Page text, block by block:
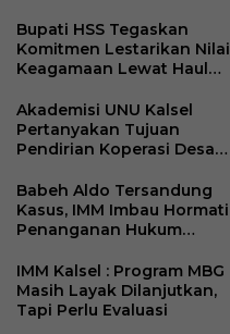
Resmi
Bupati HSS Tegaskan
Komitmen Lestarikan Nilai
Keagamaan Lewat Haul
bin H. Taris
Akademisi UNU Kalsel
Pertanyakan Tujuan
Pendirian Koperasi Desa
Babeh Aldo Tersandung
Kasus, IMM Imbau Hormati
Penanganan Hukum
IMM Kalsel : Program MBG
Masih Layak Dilanjutkan,
Tapi Perlu Evaluasi